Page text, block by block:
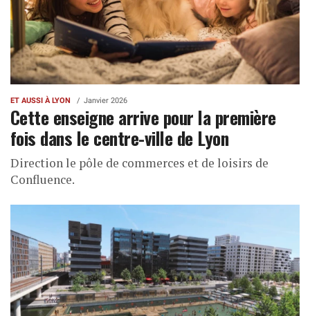
ET AUSSI À LYON Janvier 2026
Cette enseigne arrive pour la première
fois dans le centre-ville de Lyon
Direction le pôle de commerces et de loisirs de
Confluence.